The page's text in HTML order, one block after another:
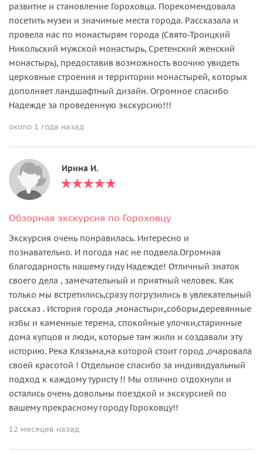
развитие и становление Гороховца. Порекомендовала
посетить музеи и значимые места города. Рассказала и
провела нас по монастырям города (Свято-Троицкий
Никольский мужской монастырь, Сретенский женский
монастырь), предоставив возможность воочию увидеть
церковные строения и территории монастырей, которых
дополняет ландшафтный дизайн. Огромное спасибо
Надежде за проведенную экскурсию!!!
около 1 года назад
Ирина И.
Обзорная экскурсия по Гороховцу
Экскурсия очень понравилась. Интересно и
познавательно. И погода нас не подвела.Огромная
благодарность нашему гиду Надежде! Отличный знаток
своего дела , замечательный и приятный человек. Как
только мы встретились,сразу погрузились в увлекательный
рассказ . История города ,монастыри,,соборы,деревянные
избы и каменные терема, спокойные улочки,старинные
дома купцов и люди, которые там жили и создавали эту
историю. Река Клязьма,на которой стоит город ,очаровала
своей красотой ! Отдельное спасибо за индивидуальный
подход к каждому туристу !! Мы отлично отдохнули и
остались очень довольны поездкой и экскурсией по
вашему прекрасному городу Гороховцу!!
12 месяцев назад